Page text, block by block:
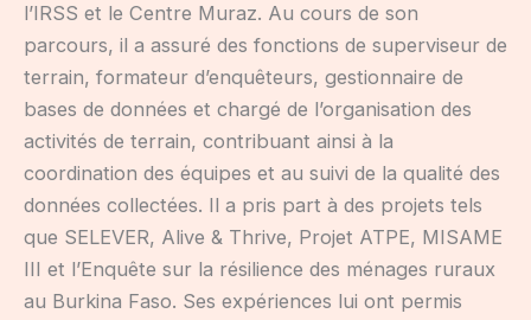
l’IRSS et le Centre Muraz. Au cours de son
parcours, il a assuré des fonctions de superviseur de
terrain, formateur d’enquêteurs, gestionnaire de
bases de données et chargé de l’organisation des
activités de terrain, contribuant ainsi à la
coordination des équipes et au suivi de la qualité des
données collectées. Il a pris part à des projets tels
que SELEVER, Alive & Thrive, Projet ATPE, MISAME
III et l’Enquête sur la résilience des ménages ruraux
au Burkina Faso. Ses expériences lui ont permis